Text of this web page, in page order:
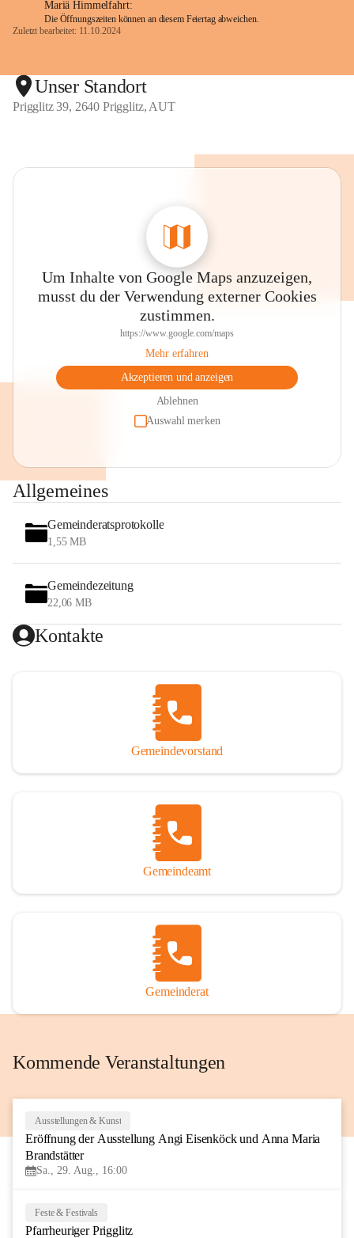
Mariä Himmelfahrt:
Die Öffnungszeiten können an diesem Feiertag abweichen.
Zuletzt bearbeitet: 11.10.2024
Unser Standort
Prigglitz 39, 2640 Prigglitz, AUT
Um Inhalte von Google Maps anzuzeigen,
musst du der Verwendung externer Cookies
zustimmen.
https://www.google.com/maps
Mehr erfahren
Akzeptieren und anzeigen
Ablehnen
Auswahl merken
Allgemeines
Gemeinderatsprotokolle
1,55 MB
Gemeindezeitung
22,06 MB
Kontakte
Gemeindevorstand
Gemeindeamt
Gemeinderat
Kommende Veranstaltungen
AUG
Ausstellungen & Kunst
Eröffnung der Ausstellung Angi Eisenköck und Anna Maria
Brandstätter
Sa., 29. Aug., 16:00
Feste & Festivals
Pfarrheuriger Prigglitz